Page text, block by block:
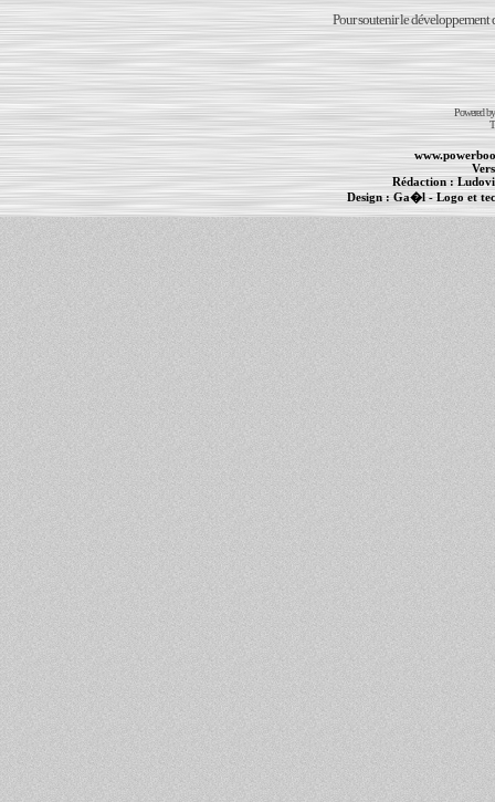
Pour soutenir le développement
Powered
Rédaction :
Design :Ga�l- Logo et
PowerBook